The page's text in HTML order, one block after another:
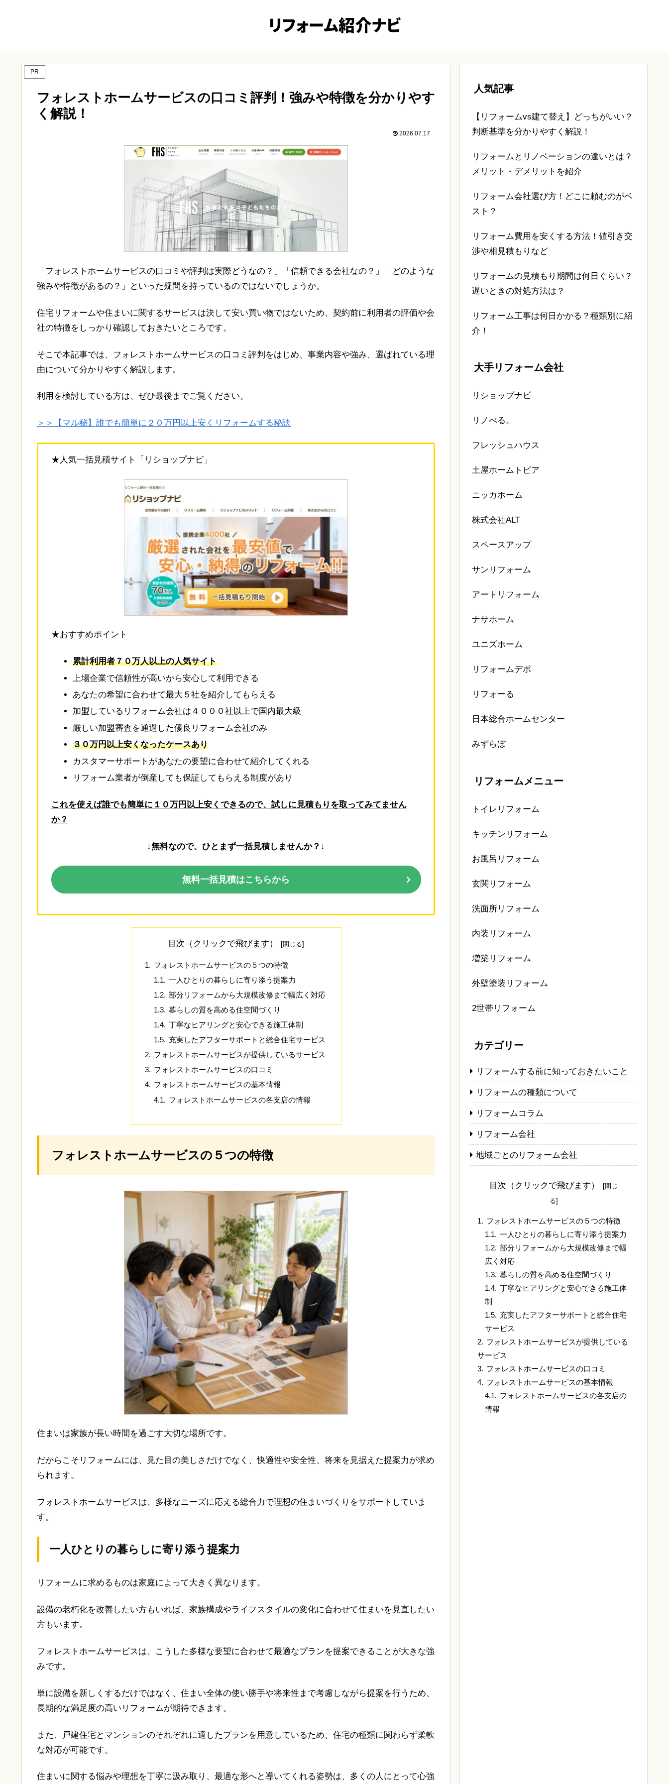
PR
フォレストホームサービスの口コミ評判！強みや特徴を分かりやす
く解説！
2026.07.17
「フォレストホームサービスの口コミや評判は実際どうなの？」「信頼できる会社なの？」「どのような
強みや特徴があるの？」といった疑問を持っているのではないでしょうか。
住宅リフォームや住まいに関するサービスは決して安い買い物ではないため、契約前に利用者の評価や会
社の特徴をしっかり確認しておきたいところです。
そこで本記事では、フォレストホームサービスの口コミ評判をはじめ、事業内容や強み、選ばれている理
由について分かりやすく解説します。
利用を検討している方は、ぜひ最後までご覧ください。
＞＞【マル秘】誰でも簡単に２０万円以上安くリフォームする秘訣
★人気一括見積サイト「リショップナビ」
★おすすめポイント
累計利用者７０万人以上の人気サイト
上場企業で信頼性が高いから安心して利用できる
あなたの希望に合わせて最大５社を紹介してもらえる
加盟しているリフォーム会社は４０００社以上で国内最大級
厳しい加盟審査を通過した優良リフォーム会社のみ
３０万円以上安くなったケースあり
カスタマーサポートがあなたの要望に合わせて紹介してくれる
リフォーム業者が倒産しても保証してもらえる制度があり
これを使えば誰でも簡単に１０万円以上安くできるので、試しに見積もりを取ってみてません
か？
↓無料なので、ひとまず一括見積しませんか？↓
無料一括見積はこちらから
目次（クリックで飛びます）
フォレストホームサービスの５つの特徴
一人ひとりの暮らしに寄り添う提案力
部分リフォームから大規模改修まで幅広く対応
暮らしの質を高める住空間づくり
丁寧なヒアリングと安心できる施工体制
充実したアフターサポートと総合住宅サービス
フォレストホームサービスが提供しているサービス
フォレストホームサービスの口コミ
フォレストホームサービスの基本情報
フォレストホームサービスの各支店の情報
フォレストホームサービスの５つの特徴
住まいは家族が長い時間を過ごす大切な場所です。
だからこそリフォームには、見た目の美しさだけでなく、快適性や安全性、将来を見据えた提案力が求め
られます。
フォレストホームサービスは、多様なニーズに応える総合力で理想の住まいづくりをサポートしていま
す。
一人ひとりの暮らしに寄り添う提案力
リフォームに求めるものは家庭によって大きく異なります。
設備の老朽化を改善したい方もいれば、家族構成やライフスタイルの変化に合わせて住まいを見直したい
方もいます。
フォレストホームサービスは、こうした多様な要望に合わせて最適なプランを提案できることが大きな強
みです。
単に設備を新しくするだけではなく、住まい全体の使い勝手や将来性まで考慮しながら提案を行うため、
長期的な満足度の高いリフォームが期待できます。
また、戸建住宅とマンションのそれぞれに適したプランを用意しているため、住宅の種類に関わらず柔軟
な対応が可能です。
住まいに関する悩みや理想を丁寧に汲み取り、最適な形へと導いてくれる姿勢は、多くの人にとって心強
人気記事
【リフォームvs建て替え】どっちがいい？
判断基準を分かりやすく解説！
リフォームとリノベーションの違いとは？
メリット・デメリットを紹介
リフォーム会社選び方！どこに頼むのがベ
スト？
リフォーム費用を安くする方法！値引き交
渉や相見積もりなど
リフォームの見積もり期間は何日ぐらい？
遅いときの対処方法は？
リフォーム工事は何日かかる？種類別に紹
介！
大手リフォーム会社
リショップナビ
リノべる。
フレッシュハウス
土屋ホームトピア
ニッカホーム
株式会社ALT
スペースアップ
サンリフォーム
アートリフォーム
ナサホーム
ユニズホーム
リフォームデポ
リフォーる
日本総合ホームセンター
みずらぼ
リフォームメニュー
トイレリフォーム
キッチンリフォーム
お風呂リフォーム
玄関リフォーム
洗面所リフォーム
内装リフォーム
増築リフォーム
外壁塗装リフォーム
2世帯リフォーム
カテゴリー
リフォームする前に知っておきたいこと
リフォームの種類について
リフォームコラム
リフォーム会社
地域ごとのリフォーム会社
目次（クリックで飛びます）
フォレストホームサービスの５つの特徴
一人ひとりの暮らしに寄り添う提案力
部分リフォームから大規模改修まで幅
広く対応
暮らしの質を高める住空間づくり
丁寧なヒアリングと安心できる施工体
制
充実したアフターサポートと総合住宅
サービス
フォレストホームサービスが提供している
サービス
フォレストホームサービスの口コミ
フォレストホームサービスの基本情報
フォレストホームサービスの各支店の
情報